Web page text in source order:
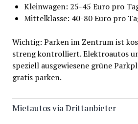
Kleinwagen: 25-45 Euro pro
Mittelklasse: 40-80 Euro pro
Wichtig: Parken im Zentrum ist
streng kontrolliert. Elektroautos
speziell ausgewiesene grüne
gratis parken.
Mietautos via Drittanbieter